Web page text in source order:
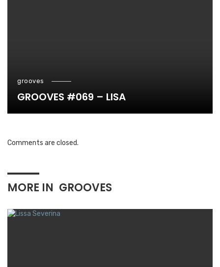
grooves
GROOVES #069 – LISA
Comments are closed.
MORE IN GROOVES